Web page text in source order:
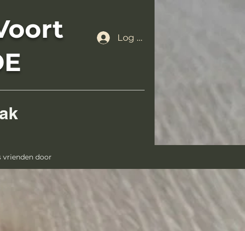
Log In
vrienden door